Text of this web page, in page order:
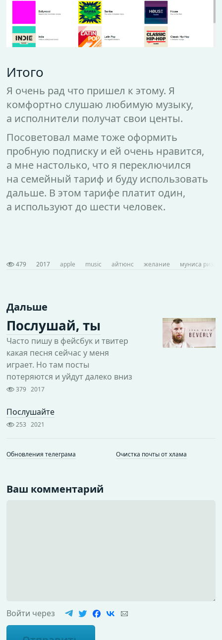
Итого
Я очень рад что пришел к этому. Я
комфортно слушаю любимую музыку,
а исполнители получат свои центы.
Посоветовал маме тоже оформить
пробную подписку и ей очень нравится,
а мне настолько, что я переключился
на семейный тариф и буду использовать
дальше. В этом тарифе платит один,
а используют до шести человек.
479 2017 apple music айтюнс желание муниса
Дальше
Послушай, ты
Часто пишу в фейсбук и твитер
какая песня сейчас у меня
играет. Но там посты
потеряются и уйдут далеко вниз
379 2017
Послушайте
253 2021
Обновления телеграма Очистка почты от хлама
Ваш комментарий
Войти через